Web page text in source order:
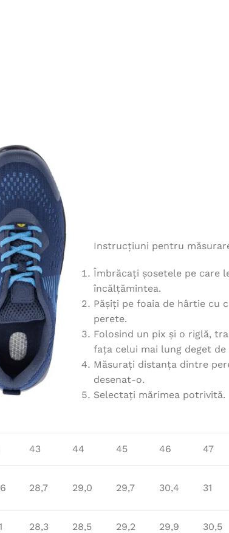
Instrucțiuni pentru
Îmbrăcați șosetele pe care
încălțămintea.
Pășiți pe foaia de hârtie cu
perete.
Folosind un pix și o riglă,
fața celui mai lung deget de
Măsurați distanța dintre
desenat-o.
Selectați mărimea potrivită.
43 44 45 46 47
28,7 29,0 29,7 30,4 31
28,3 28,5 29,2 29,9 30,5